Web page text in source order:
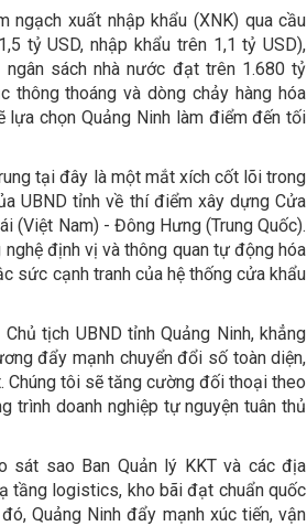
xuất nhập khẩu (XNK) qua cầu
tỷ USD, nhập khẩu trên 1,1 tỷ USD),
sách nhà nước đạt trên 1.680 tỷ
thông thoáng và dòng chảy hàng hóa
chọn Quảng Ninh làm điểm đến tối
tại đây là một mắt xích cốt lõi trong
UBND tỉnh về thí điểm xây dựng Cửa
(Việt Nam) - Đông Hưng (Trung Quốc).
định vị và thông quan tự động hóa
sức cạnh tranh của hệ thống cửa khẩu
tịch UBND tỉnh Quảng Ninh, khẳng
đẩy mạnh chuyển đổi số toàn diện,
Chúng tôi sẽ tăng cường đối thoại theo
trình doanh nghiệp tự nguyện tuân thủ
sát sao Ban Quản lý KKT và các địa
tầng logistics, kho bãi đạt chuẩn quốc
Quảng Ninh đẩy mạnh xúc tiến, vận